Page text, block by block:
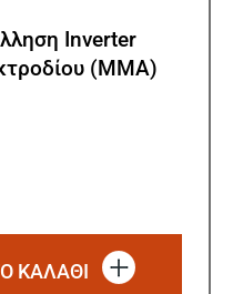
Inverter
(MMA)
ΚΑΛΑΘΙ